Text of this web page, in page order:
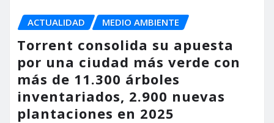
ACTUALIDAD MEDIO AMBIENTE
Torrent consolida su apuesta
por una ciudad más verde con
más de 11.300 árboles
inventariados, 2.900 nuevas
plantaciones en 2025